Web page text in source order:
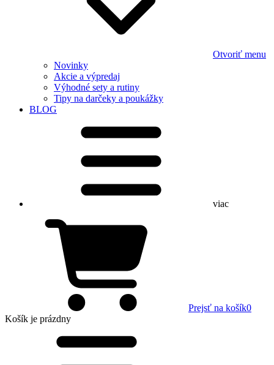
Otvoriť menu
Novinky
Akcie a výpredaj
Výhodné sety a rutiny
Tipy na darčeky a poukážky
BLOG
viac
Prejsť na košík0
Košík je prázdny